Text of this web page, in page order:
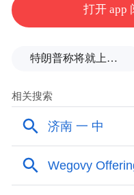
的中国公民，遵
业，具有良好的
考。
丧失教师资格人员
到剥夺政治权利
撤销教师资格人
试；参加教师资格
打开 app
特朗普称将就上诉法院涉白宫宴会厅项目裁决提起上诉